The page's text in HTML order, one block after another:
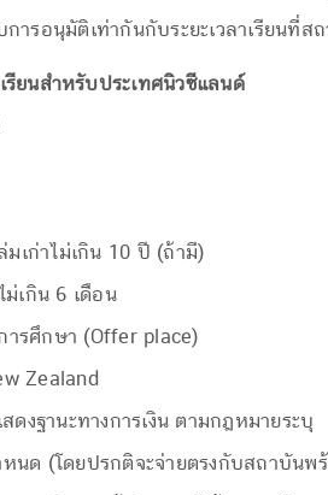
การอนุมัติเท่ากันกับระยะเวลาเรียนที่ส
รียนสำหรับประเทศนิวซีแลนด์
เก่าไม่เกิน 10 ปี (ถ้ามี)
เกิน 6 เดือน
รศึกษา (Offer place)
Zealand
ดงฐานะทางการเงิน ตามกฎหมายระบุ
หนด (โดยปรกติจะจ่ายตรงกับสถาบันพ